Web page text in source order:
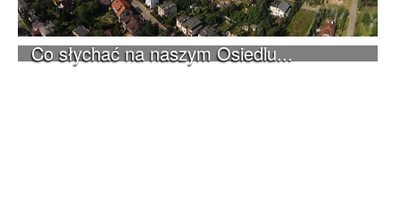
Co słychać na naszym Osiedlu...